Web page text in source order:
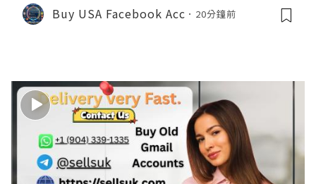
Buy USA Facebook Acc 20分鐘前